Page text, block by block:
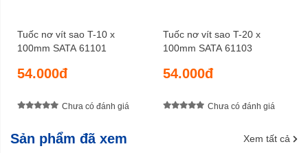
Tuốc nơ vít sao T-10 x
100mm SATA 61101
54.000đ
Chưa có đánh giá
Tuốc nơ vít sao T-20 x
100mm SATA 61103
54.000đ
Chưa có đánh giá
Sản phẩm đã xem Xem tất cả